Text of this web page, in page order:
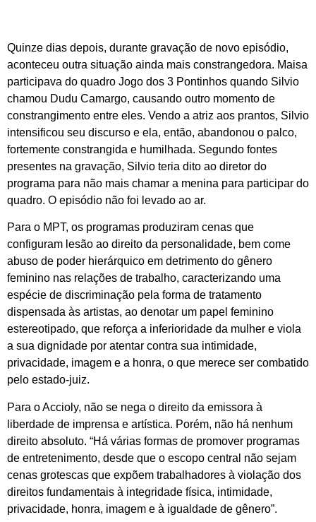
Quinze dias depois, durante gravação de novo episódio,
aconteceu outra situação ainda mais constrangedora. Maisa
participava do quadro Jogo dos 3 Pontinhos quando Silvio
chamou Dudu Camargo, causando outro momento de
constrangimento entre eles. Vendo a atriz aos prantos, Silvio
intensificou seu discurso e ela, então, abandonou o palco,
fortemente constrangida e humilhada. Segundo fontes
presentes na gravação, Silvio teria dito ao diretor do
programa para não mais chamar a menina para participar do
quadro. O episódio não foi levado ao ar.
Para o MPT, os programas produziram cenas que
configuram lesão ao direito da personalidade, bem come
abuso de poder hierárquico em detrimento do gênero
feminino nas relações de trabalho, caracterizando uma
espécie de discriminação pela forma de tratamento
dispensada às artistas, ao denotar um papel feminino
estereotipado, que reforça a inferioridade da mulher e viola
a sua dignidade por atentar contra sua intimidade,
privacidade, imagem e a honra, o que merece ser combatido
pelo estado-juiz.
Para o Accioly, não se nega o direito da emissora à
liberdade de imprensa e artística. Porém, não há nenhum
direito absoluto. “Há várias formas de promover programas
de entretenimento, desde que o escopo central não sejam
cenas grotescas que expõem trabalhadores à violação dos
direitos fundamentais à integridade física, intimidade,
privacidade, honra, imagem e à igualdade de gênero”.